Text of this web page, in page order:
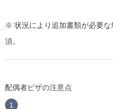
※ 状況により追加書類が必要
須。
配偶者ビザの注意点